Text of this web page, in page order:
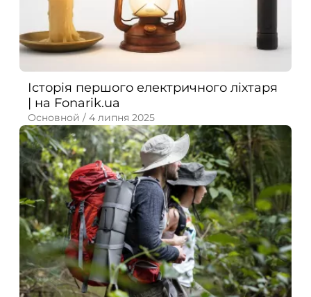
Історія першого електричного ліхтаря
| на Fonarik.ua
Основной / 4 липня 2025